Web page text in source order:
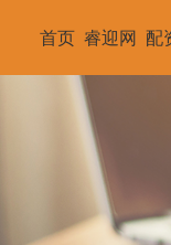
首页 睿迎网 配